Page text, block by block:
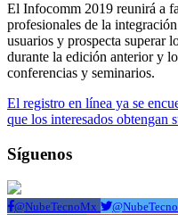
El Infocomm 2019 reunirá a
profesionales de la
usuarios y prospecta superar
durante la edición anterior y
conferencias y seminarios.
El registro en línea ya se
que los interesados obtengan
Síguenos
@NubeTecnoMx